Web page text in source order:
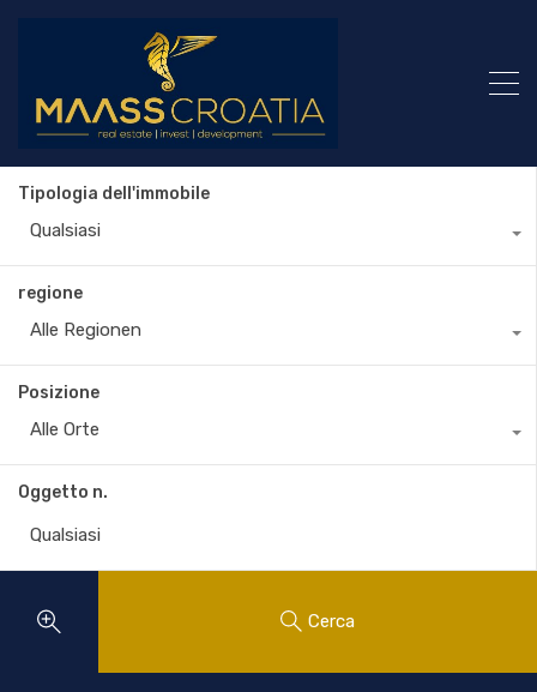
Tipologia dell'immobile
Qualsiasi
regione
Alle Regionen
Posizione
Alle Orte
Oggetto n.
Cerca